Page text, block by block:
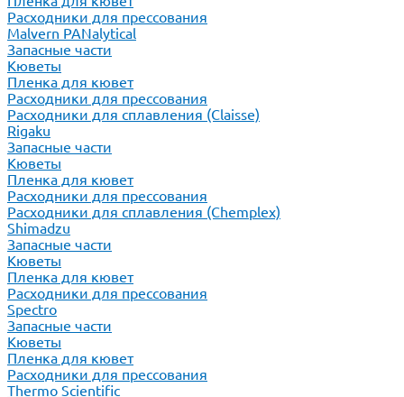
Расходники для прессования
Malvern PANalytical
Запасные части
Кюветы
Пленка для кювет
Расходники для прессования
Расходники для сплавления (Claisse)
Rigaku
Запасные части
Кюветы
Пленка для кювет
Расходники для прессования
Расходники для сплавления (Chemplex)
Shimadzu
Запасные части
Кюветы
Пленка для кювет
Расходники для прессования
Spectro
Запасные части
Кюветы
Пленка для кювет
Расходники для прессования
Thermo Scientific